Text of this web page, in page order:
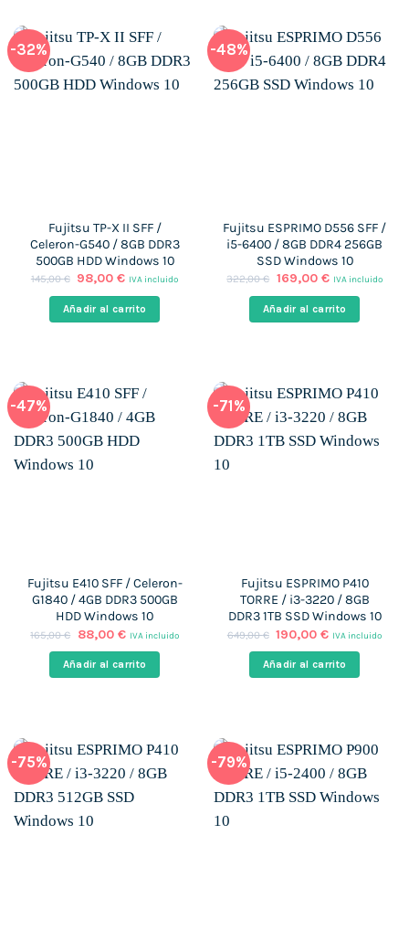
-32%
Fujitsu TP-X II SFF /
Celeron-G540 / 8GB DDR3
500GB HDD Windows 10
145,00€ El
original
era:
98,00€El
actual
es:
IVA incluido
Añadir al carrito
-48%
Fujitsu ESPRIMO D556 SFF /
i5-6400 / 8GB DDR4 256GB
SSD Windows 10
322,00€ El
original
era:
169,00 €El
actual
es:
IVA incluido
Añadir al carrito
-47%
Fujitsu E410 SFF / Celeron-
G1840 / 4GB DDR3 500GB
HDD Windows 10
165,00€
El
original
era:
88,00 €El
actual
es:
IVA incluido
Añadir al carrito
-71%
Fujitsu ESPRIMO P410
TORRE / i3-3220 / 8GB
DDR3 1TB SSD Windows 10
649,00€ El
original
era:
190,00€El
actual
es:
IVA incluido
Añadir al carrito
-75% -79%